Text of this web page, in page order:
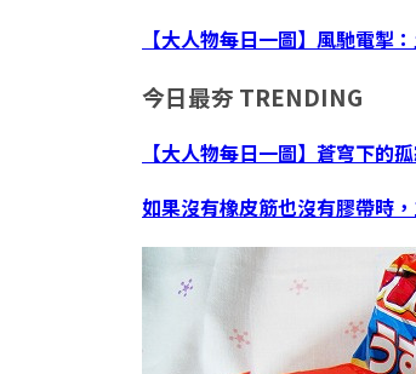
【大人物每日一圖】風馳電掣
今日最夯 TRENDING
【大人物每日一圖】蒼穹下的
如果沒有橡皮筋也沒有膠帶時